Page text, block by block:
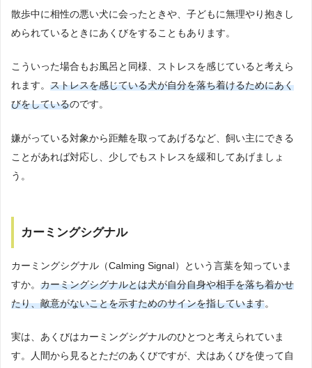
散歩中に相性の悪い犬に会ったときや、子どもに無理やり抱きし
められているときにあくびをすることもあります。
こういった場合もお風呂と同様、ストレスを感じていると考えら
れます。 ストレスを感じている犬が自分を落ち着けるためにあく
びをしているのです。
嫌がっている対象から距離を取ってあげるなど、飼い主にできる
ことがあれば対応し、少しでもストレスを緩和してあげましょ
う。
カーミングシグナル
カーミングシグナル（Calming Signal）という言葉を知っていま
すか。 カーミングシグナルとは犬が自分自身や相手を落ち着かせ
たり、敵意がないことを示すためのサインを指しています。
実は、あくびはカーミングシグナルのひとつと考えられていま
す。人間から見るとただのあくびですが、犬はあくびを使って自